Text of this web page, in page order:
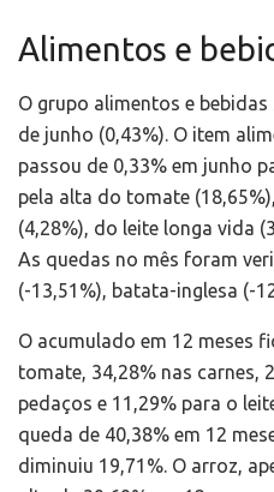
Alimentos e
O grupo alimentos e
de junho (0,43%). O item
passou de 0,33% em junho
pela alta do tomate
(4,28%), do leite longa vida
As quedas no mês foram
(-13,51%), batata-inglesa (-
O acumulado em 12 meses
tomate, 34,28% nas carnes,
pedaços e 11,29% para o
queda de 40,38% em 12
diminuiu 19,71%. O arroz,